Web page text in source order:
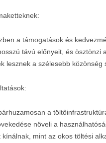
a támogatások és
távú előnyeit, és ösztönzi
lesznek a szélesebb közönség
a
növeli a
mint az okos töltési